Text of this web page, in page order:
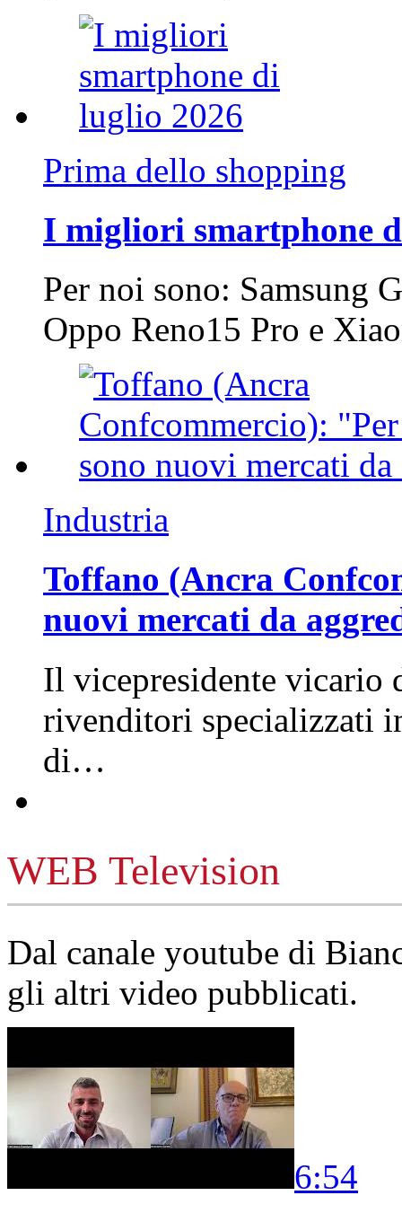
Prima dello shopping
I migliori smartphone
Per noi sono: Samsung
Oppo Reno15 Pro e
Industria
Toffano (Ancra
nuovi mercati da
Il vicepresidente vicario
rivenditori specializzati
di…
WEB Television
Dal canale youtube di
gli altri video pubblicati.
6:54